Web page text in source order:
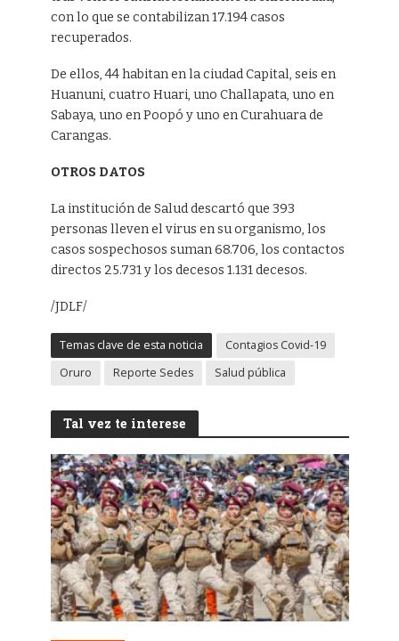
con lo que se contabilizan 17.194 casos
recuperados.
De ellos, 44 habitan en la ciudad Capital, seis en
Huanuni, cuatro Huari, uno Challapata, uno en
Sabaya, uno en Poopó y uno en Curahuara de
Carangas.
OTROS DATOS
La institución de Salud descartó que 393
personas lleven el virus en su organismo, los
casos sospechosos suman 68.706, los contactos
directos 25.731 y los decesos 1.131 decesos.
/JDLF/
Temas clave de esta noticia
Contagios Covid-19
Oruro
Reporte Sedes Salud pública
Tal vez te interese